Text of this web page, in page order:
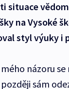
situace
na Vysoké
styl výuky i
názoru
sám